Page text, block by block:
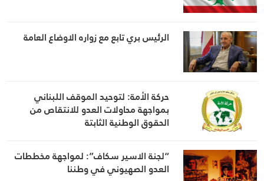
الرئيس بري تابع مع زواره الاوضاع العامة
حركة الأمة: لتوحيد الموقف اللبناني
بمواجهة محاولات العدو للانتقاص من
الحقوق الوطنية الثابتة
“لجنة الاسير سكاف”: لمواجهة مخططات
العدو الصهيوني في وطننا